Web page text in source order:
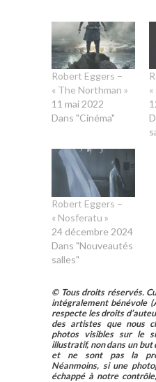
Robert Eggers –
« The Northman »
11 mai 2022
Dans "Cinéma"
Robert Eggers –
« Nosferatu »
24 décembre 2024
Dans "Nouveautés
salles"
© Tous droits réservés.
intégralement bénévole
respecte les droits
des artistes que nous
photos visibles sur le
illustratif, non dans un but
et ne sont pas la
Néanmoins, si une
échappé à notre